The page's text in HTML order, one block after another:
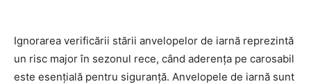
Ignorarea verificării stării anvelopelor de iarnă reprezintă
un risc major în sezonul rece, când aderența pe carosabil
este esențială pentru siguranță. Anvelopele de iarnă sunt